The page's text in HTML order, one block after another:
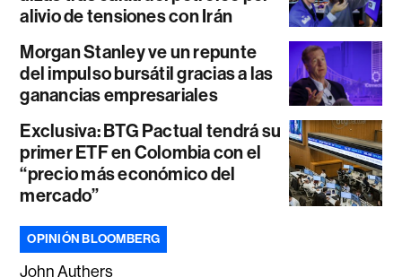
alivio de tensiones con Irán
Morgan Stanley ve un repunte
del impulso bursátil gracias a las
ganancias empresariales
Exclusiva: BTG Pactual tendrá su
primer ETF en Colombia con el
“precio más económico del
mercado”
OPINIÓN BLOOMBERG
John Authers